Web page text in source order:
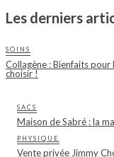
Les derniers
SOINS
Collagène : Bienfaits
choisir !
SACS
Maison de Sabré : la
PHYSIQUE
Vente privée Jimmy